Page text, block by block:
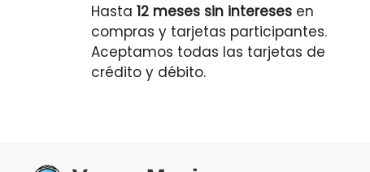
Hasta 12 meses sin intereses en
compras y tarjetas participantes.
Aceptamos todas las tarjetas de
crédito y débito.